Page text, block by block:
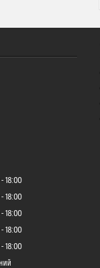
18:00
18:00
18:00
18:00
18:00